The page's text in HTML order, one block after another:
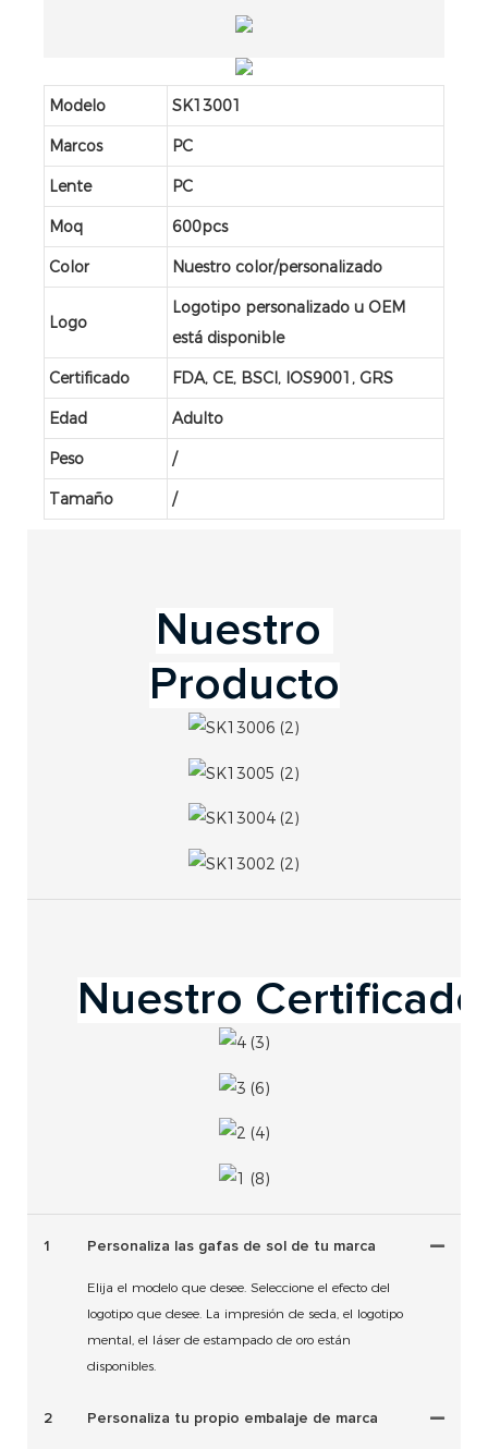
Modelo SK13001
Marcos PC
Lente PC
Moq 600pcs
Color Nuestro color/personalizado
Logo
Logotipo personalizado u OEM
está disponible
Certificado FDA, CE, BSCI, IOS9001, GRS
Edad Adulto
Peso /
Tamaño /
Producto
1 Personaliza las gafas de sol de tu marca
Elija el modelo que desee. Seleccione el efecto del
logotipo que desee. La impresión de seda, el logotipo
mental, el láser de estampado de oro están
disponibles.
2 Personaliza tu propio embalaje de marca